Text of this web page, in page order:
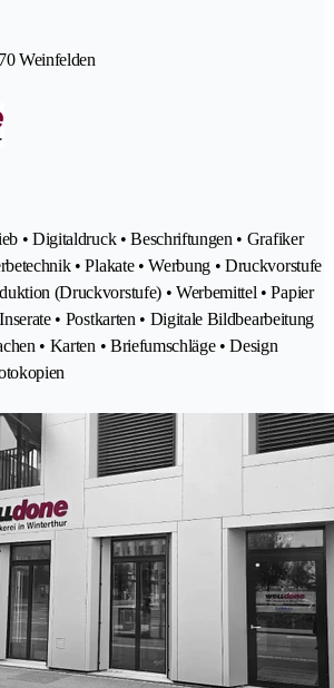
Weinfelden
• Digitaldruck • Beschriftungen • Grafiker
• Plakate • Werbung • Druckvorstufe
(Druckvorstufe) • Werbemittel • Papier
• Postkarten • Digitale Bildbearbeitung
• Karten • Briefumschläge • Design